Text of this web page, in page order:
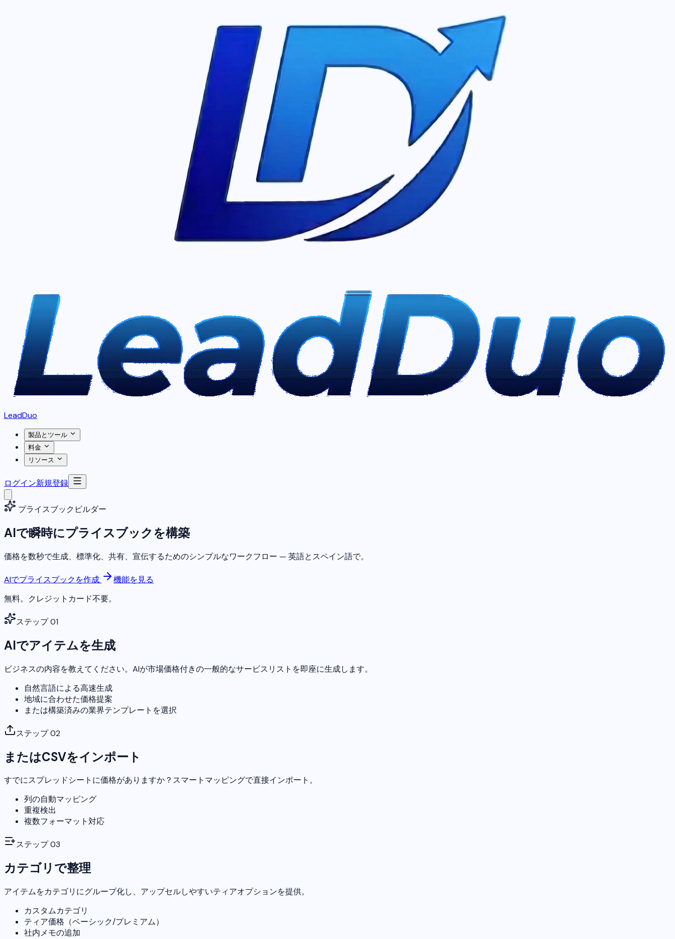
LeadDuo
製品とツール
料金
リソース
ログイン新規登録
プライスブックビルダー
AIで瞬時にプライスブックを構築
価格を数秒で生成、標準化、共有、宣伝するためのシンプルなワークフロー — 英語とスペイン語で。
AIでプライスブックを作成
機能を見る
無料。クレジットカード不要。
ステップ01
AIでアイテムを生成
ビジネスの内容を教えてください。AIが市場価格付きの一般的なサービスリストを即座に生成します。
自然言語による高速生成
地域に合わせた価格提案
または構築済みの業界テンプレートを選択
ステップ02
またはCSVをインポート
すでにスプレッドシートに価格がありますか？スマートマッピングで直接インポート。
列の自動マッピング
重複検出
複数フォーマット対応
ステップ03
カテゴリで整理
アイテムをカテゴリにグループ化し、アップセルしやすいティアオプションを提供。
カスタムカテゴリ
ティア価格（ベーシック/プレミアム）
社内メモの追加